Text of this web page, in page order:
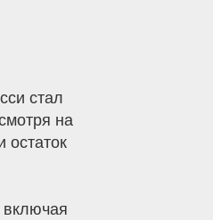
стал
на
остаток
включая